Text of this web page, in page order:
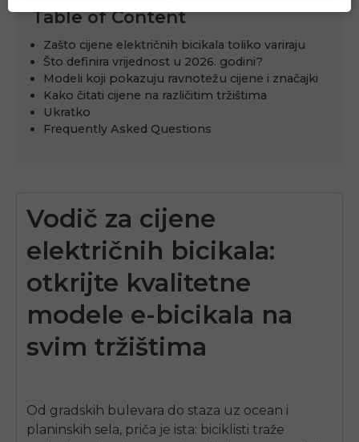
Table of Content
Zašto cijene električnih bicikala toliko variraju
Što definira vrijednost u 2026. godini?
Modeli koji pokazuju ravnotežu cijene i značajki
Kako čitati cijene na različitim tržištima
Ukratko
Frequently Asked Questions
Vodič za cijene
električnih bicikala:
otkrijte kvalitetne
modele e-bicikala na
svim tržištima
Od gradskih bulevara do staza uz ocean i
planinskih sela, priča je ista: biciklisti traže